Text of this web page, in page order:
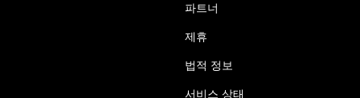
파트너
제휴
법적 정보
서비스 상태